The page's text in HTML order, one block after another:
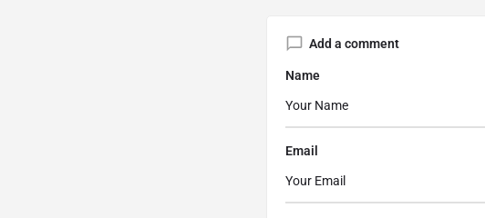
Add a comment
Name
Email